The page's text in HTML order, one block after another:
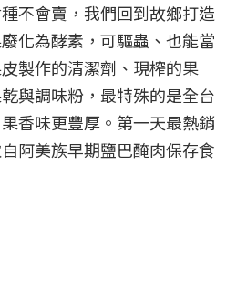
不會賣，我們回到故鄉打造
化為酵素，可驅蟲、也能當
製作的清潔劑、現榨的果
與調味粉，最特殊的是全台
香味更豐厚。第一天最熱銷
阿美族早期鹽巴醃肉保存食